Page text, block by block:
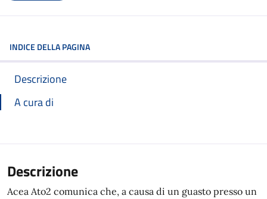
INDICE DELLA PAGINA
Descrizione
A cura di
Descrizione
Acea Ato2 comunica che, a causa di un guasto presso un